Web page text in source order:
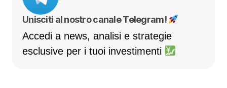
Unisciti al nostro canale Telegram!
Accedi a news, analisi e strategie
esclusive per i tuoi investimenti